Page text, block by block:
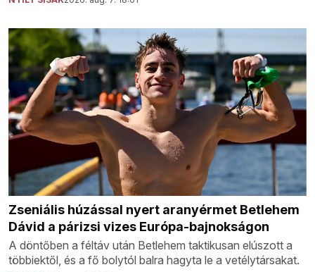
Zseniális húzással nyert aranyérmet Betlehem
Dávid a párizsi vizes Európa-bajnokságon
A döntőben a féltáv után Betlehem taktikusan elúszott a
többiektől, és a fő bolytól balra hagyta le a vetélytársakat.